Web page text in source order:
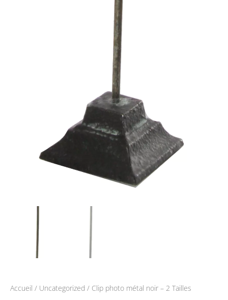
Accueil / Uncategorized / Clip photo métal noir – 2 Tailles